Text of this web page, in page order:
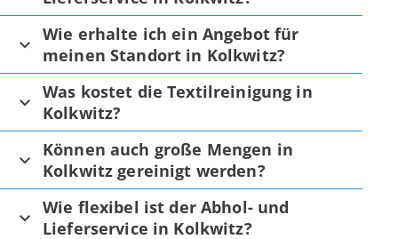
Wie erhalte ich ein Angebot für
meinen Standort in Kolkwitz?
Was kostet die Textilreinigung in
Kolkwitz?
Können auch große Mengen in
Kolkwitz gereinigt werden?
Wie flexibel ist der Abhol- und
Lieferservice in Kolkwitz?